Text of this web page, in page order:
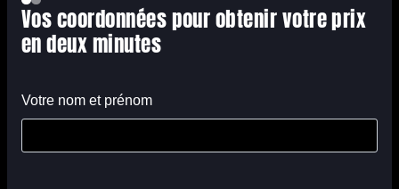
Vos coordonnées pour obtenir votre prix
en deux minutes
Votre nom et prénom